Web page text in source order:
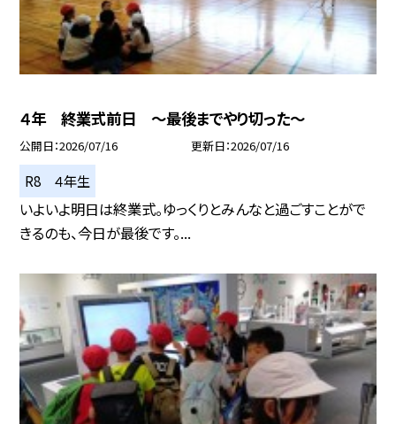
４年 終業式前日 ～最後までやり切った～
公開日 2026/07/16 更新日 2026/07/16
R8 ４年生
いよいよ明日は終業式。ゆっくりとみんなと過ごすことがで
きるのも、今日が最後です。...